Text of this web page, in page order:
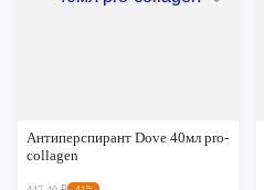
Антиперспирант Dove 40мл pro-
collagen